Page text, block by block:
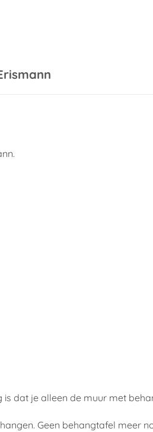
is dat je alleen de muur met
Geen behangtafel meer